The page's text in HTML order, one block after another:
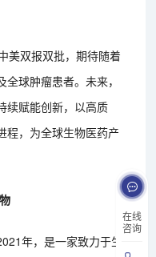
在线
咨询
美双报双批，期待随着
球肿瘤患者。未来，
续赋能创新，以高质
程，为全球生物医药产
年，是一家致力于生